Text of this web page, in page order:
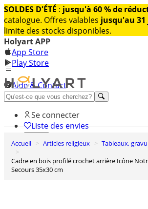
SOLDES D'ÉTÉ : jusqu'à 60 % de
catalogue. Offres valables jusqu'au
limite des stocks disponibles.
Holyart APP
App Store
Play Store
Aide & Contact
Découvrez Premium
Se connecter
Liste des envies
0
Accueil Articles religieux
Tableaux,
Cadre en bois profilé crochet arrière Icône Notre-Dame Perpétuel
Secours 35x30 cm